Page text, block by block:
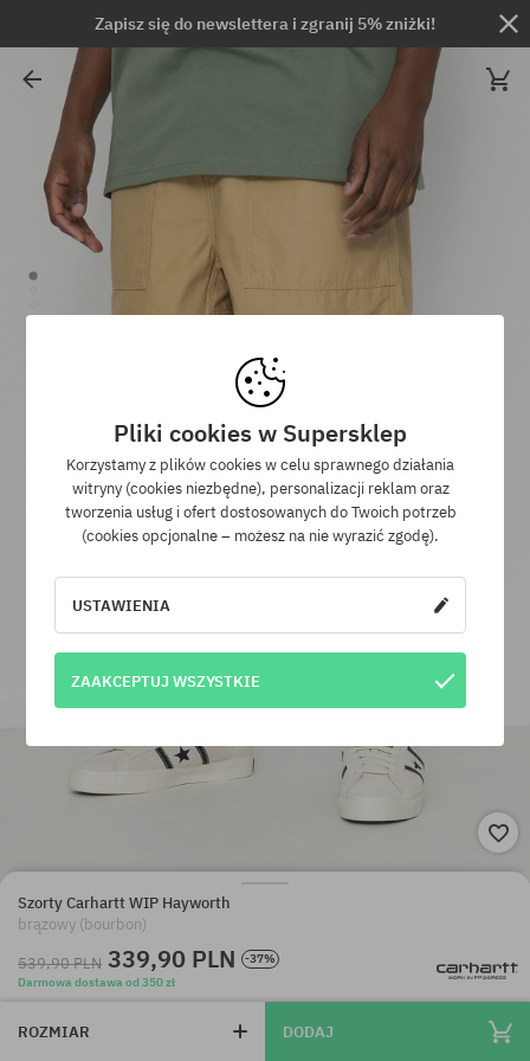
Zapisz się do newslettera i zgranij 5% zniżki!
Szorty Carhartt WIP Hayworth
brązowy (bourbon)
539,90 PLN 339,90 PLN
-37%
Darmowa dostawa od 350 zł
ROZMIAR DODAJ
Pliki cookies w Supersklep
Korzystamy z plików cookies w celu sprawnego działania
witryny (cookies niezbędne), personalizacji reklam oraz
tworzenia usług i ofert dostosowanych do Twoich potrzeb
(cookies opcjonalne – możesz na nie wyrazić zgodę).
USTAWIENIA
ZAAKCEPTUJ WSZYSTKIE